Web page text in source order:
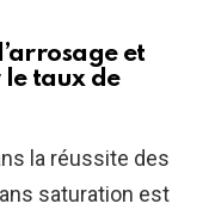
et
taux de
la réussite des
saturation est